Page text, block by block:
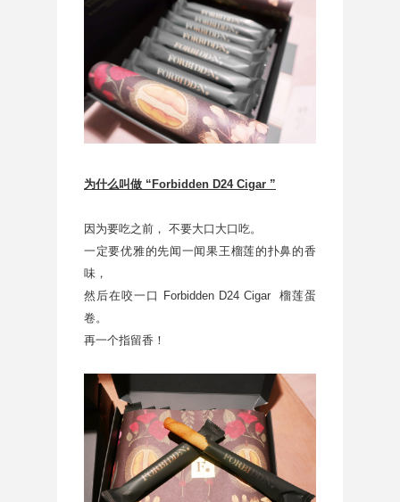
为什么叫做 “Forbidden D24 Cigar ”
因为要吃之前， 不要大口大口吃。
一定要优雅的先闻一闻果王榴莲的扑鼻的香
味，
然后在咬一口 Forbidden D24 Cigar 榴莲蛋
卷。
再一个指留香！